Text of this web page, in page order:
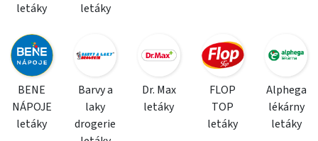
letáky
letáky
BENE
NÁPOJE
letáky
Barvy a
laky
drogerie
Dr. Max
letáky
FLOP
TOP
letáky
Alphega
lékárny
letáky